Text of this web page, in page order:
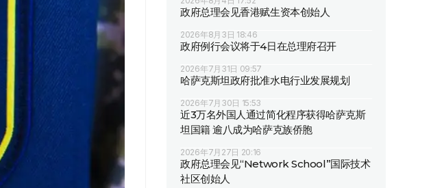
政府总理会见香港赋生资本创始人
2026年8月3日 18:46
政府例行会议将于4日在总理府召开
2026年7月31日 09:57
哈萨克斯坦政府批准水电行业发展规划
2026年7月30日 15:53
近3万名外国人通过简化程序获得哈萨克斯
坦国籍 逾八成为哈萨克族侨胞
2026年7月27日 20:16
政府总理会见“Network School”国际技术
社区创始人